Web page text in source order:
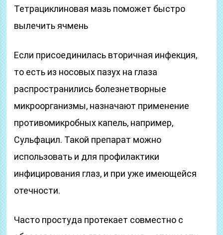
Тетрациклиновая мазь поможет быстро
вылечить ячмень
Если присоединилась вторичная инфекция,
то есть из носовых пазух на глаза
распространились болезнетворные
микроорганизмы, назначают применение
противомикробных капель, например,
Сульфацил. Такой препарат можно
использовать и для профилактики
инфицирования глаз, и при уже имеющейся
отечности.
Часто простуда протекает совместно с